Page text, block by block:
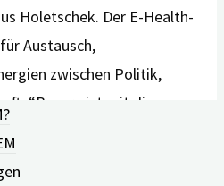
Holetschek. Der E-Health-
Austausch,
zwischen Politik,
“Bayern ist mit diesem
Digitalisierung.“